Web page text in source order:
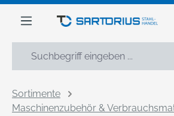
springen
Sortimente
Maschinenzubehör &